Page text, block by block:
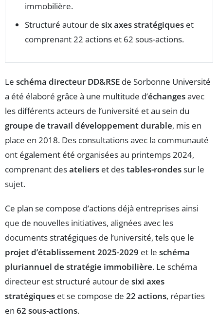
immobilière.
Structuré autour de six axes stratégiques et
comprenant 22 actions et 62 sous-actions.
Le schéma directeur DD&RSE de Sorbonne Université
a été élaboré grâce à une multitude d’échangesavec
les différents acteurs de l’université et au sein du
groupe de travail développement durable, mis en
place en 2018. Des consultations avec la communauté
ont également été organisées au printemps 2024,
comprenant desateliers et destables-rondessur le
sujet.
Ce plan se compose d’actions déjà entreprises ainsi
que de nouvelles initiatives, alignées avec les
documents stratégiques de l’université, tels que le
projet d’établissement 2025-2029 et le schéma
pluriannuel de stratégie immobilière. Le schéma
directeur est structuré autour de sixi axes
stratégiques et se compose de 22 actions, réparties
en 62 sous-actions.